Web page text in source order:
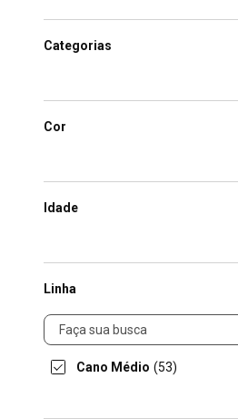
Categorias
Cor
Idade
Linha
Linha
Cano Médio (53)